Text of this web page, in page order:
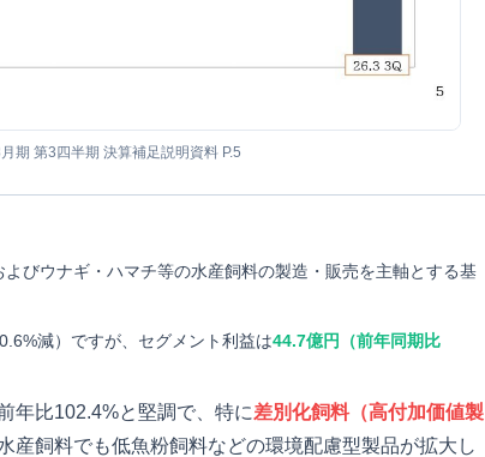
期 第3四半期 決算補足説明資料 P.5
びウナギ・ハマチ等の水産飼料の製造・販売を主軸とする基
減）ですが、セグメント利益は44.7億円（前年同期比
年比102.4%と堅調で、特に差別化飼料（高付加価値製
産飼料でも低魚粉飼料などの環境配慮型製品が拡大し